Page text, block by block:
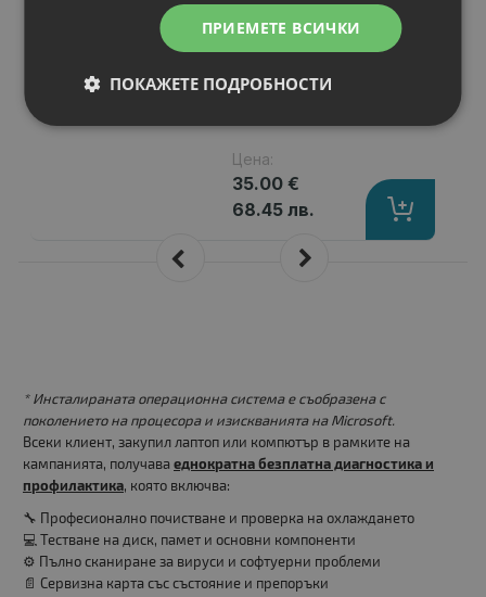
Волтаж: 10.80 V
: Li-Ion
Цена:
35.00 €
68.45 лв.
* Инсталираната операционна система е съобразена с
поколението на процесора и изискванията на Microsoft.
Всеки клиент, закупил лаптоп или компютър в рамките на
кампанията, получава еднократна безплатна диагностика и
профилактика, която включва:
🔧 Професионално почистване и проверка на охлаждането
💻 Тестване на диск, памет и основни компоненти
⚙️ Пълно сканиране за вируси и софтуерни проблеми
📄 Сервизна карта със състояние и препоръки
ПРИЕМЕТЕ ВСИЧКИ
ПОКАЖЕТЕ ПОДРОБНОСТИ